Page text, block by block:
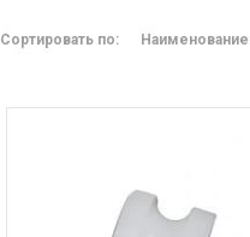
Сортировать по: Наименование